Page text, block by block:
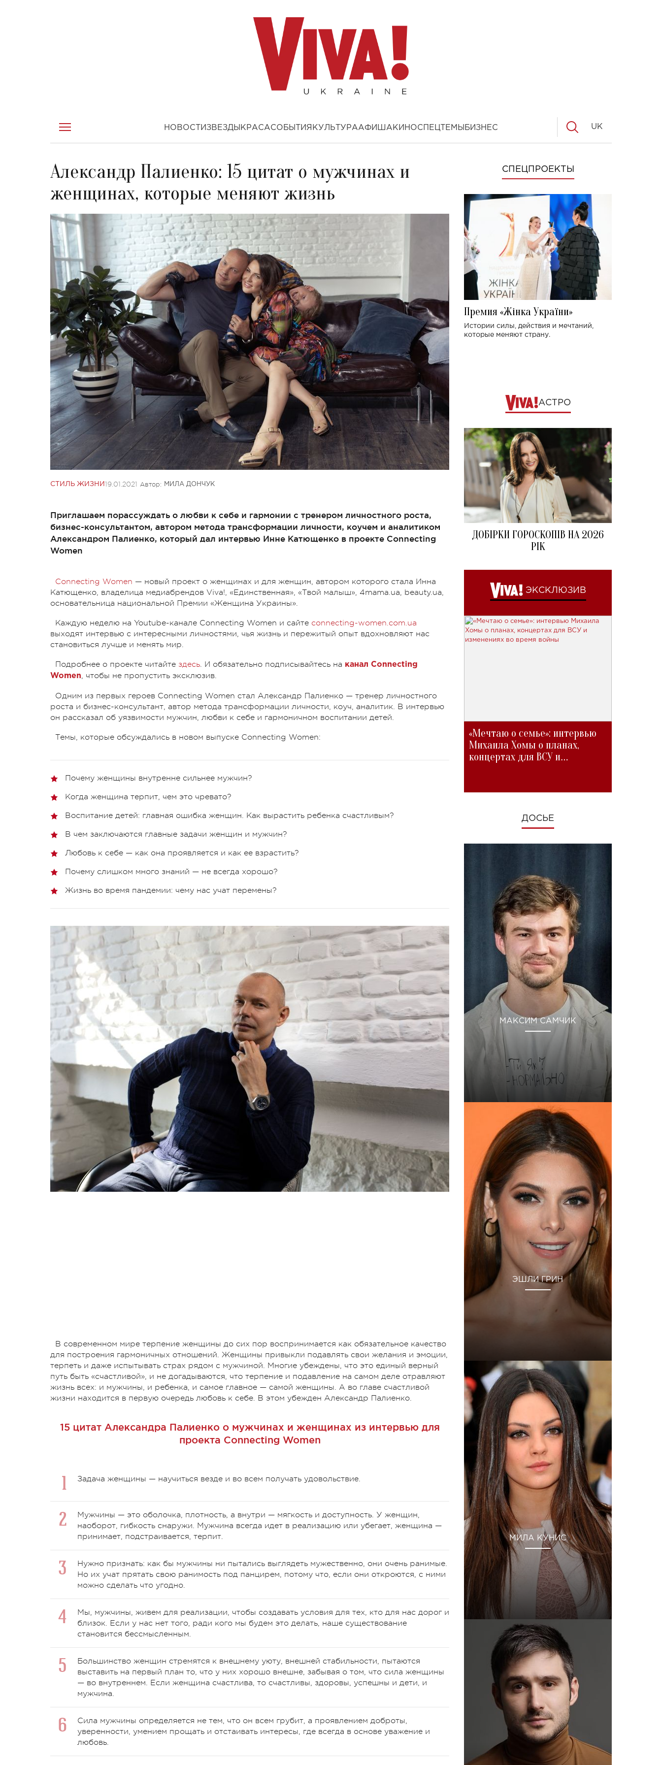
НОВОСТИ ЗВЕЗДЫ КРАСАСОБЫТИЯ КУЛЬТУРААФИША КИНОСПЕЦТЕМЫ БИЗНЕС UK
Александр Палиенко: 15 цитат о мужчинах и
женщинах, которые меняют жизнь
СТИЛЬ ЖИЗНИ 19.01.2021 Автор: МИЛА ДОНЧУК
Приглашаем порассуждать о любви к себе и гармонии с тренером личностного роста,
бизнес-консультантом, автором метода трансформации личности, коучем и аналитиком
Александром Палиенко, который дал интервью Инне Катющенко в проекте Connecting
Women
Connecting Women — новый проект о женщинах и для женщин, автором которого стала Инна
Катющенко, владелица медиабрендов Viva!, «Единственная», «Твой малыш», 4mama.ua, beauty.ua,
основательница национальной Премии «Женщина Украины».
Каждую неделю на Youtube-канале Connecting Women и сайте connecting-women.com.ua
выходят интервью с интересными личностями, чья жизнь и пережитый опыт вдохновляют нас
становиться лучше и менять мир.
Подробнее о проекте читайте здесь. И обязательно подписывайтесь на канал Connecting
Women, чтобы не пропустить эксклюзив.
Одним из первых героев Connecting Women стал Александр Палиенко — тренер личностного
роста и бизнес-консультант, автор метода трансформации личности, коуч, аналитик. В интервью
он рассказал об уязвимости мужчин, любви к себе и гармоничном воспитании детей.
Темы, которые обсуждались в новом выпуске Connecting Women:
Почему женщины внутренне сильнее мужчин?
Когда женщина терпит, чем это чревато?
Воспитание детей: главная ошибка женщин. Как вырастить ребенка счастливым?
В чем заключаются главные задачи женщин и мужчин?
Любовь к себе — как она проявляется и как ее взрастить?
Почему слишком много знаний — не всегда хорошо?
Жизнь во время пандемии: чему нас учат перемены?
В современном мире терпение женщины до сих пор воспринимается как обязательное качество
для построения гармоничных отношений. Женщины привыкли подавлять свои желания и эмоции,
терпеть и даже испытывать страх рядом с мужчиной. Многие убеждены, что это единый верный
путь быть «счастливой», и не догадываются, что терпение и подавление на самом деле отравляют
жизнь всех: и мужчины, и ребенка, и самое главное — самой женщины. А во главе счастливой
жизни находится в первую очередь любовь к себе. В этом убежден Александр Палиенко.
15 цитат Александра Палиенко о мужчинах и женщинах из интервью для
проекта Connecting Women
Задача женщины — научиться везде и во всем получать удовольствие.
Мужчины — это оболочка, плотность, а внутри — мягкость и доступность. У женщин,
наоборот, гибкость снаружи. Мужчина всегда идет в реализацию или убегает, женщина —
принимает, подстраивается, терпит.
Нужно признать: как бы мужчины ни пытались выглядеть мужественно, они очень ранимые.
Но их учат прятать свою ранимость под панцирем, потому что, если они откроются, с ними
можно сделать что угодно.
Мы, мужчины, живем для реализации, чтобы создавать условия для тех, кто для нас дорог и
близок. Если у нас нет того, ради кого мы будем это делать, наше существование
становится бессмысленным.
Большинство женщин стремятся к внешнему уюту, внешней стабильности, пытаются
выставить на первый план то, что у них хорошо внешне, забывая о том, что сила женщины
— во внутреннем. Если женщина счастлива, то счастливы, здоровы, успешны и дети, и
мужчина.
Сила мужчины определяется не тем, что он всем грубит, а проявлением доброты,
уверенности, умением прощать и отстаивать интересы, где всегда в основе уважение и
любовь.
СПЕЦПРОЕКТЫ
Премия «Жінка України»
Истории силы, действия и мечтаний,
которые меняют страну.
АСТРО
ДОБІРКИ ГОРОСКОПІВ НА 2026
РІК
ЭКСКЛЮЗИВ
«Мечтаю о семье»: интервью
Михаила Хомы о планах,
концертах для ВСУ и
ДОСЬЕ
МАКСИМ САМЧИК
ЭШЛИ ГРИН
МИЛА КУНИС